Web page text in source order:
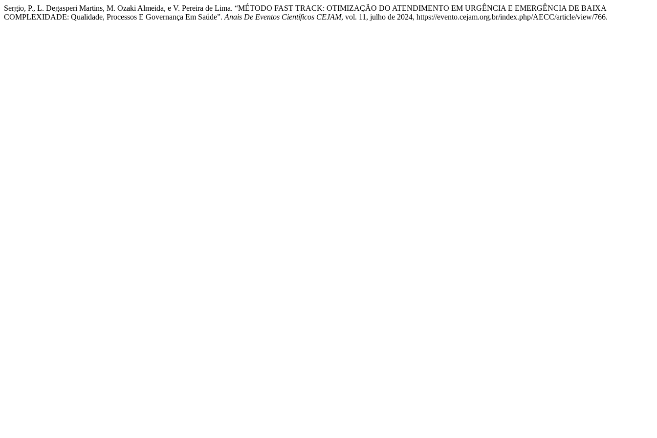
Sergio, P., L. Degasperi Martins, M. Ozaki Almeida, e V. Pereira de Lima. “MÉTODO FAST TRACK: OTIMIZAÇÃO DO ATENDIMENTO EM URGÊNCIA E EMERGÊNCIA DE BAIXA
COMPLEXIDADE: Qualidade, Processos E Governança Em Saúde”. Anais De Eventos Científicos CEJAM, vol. 11, julho de 2024, https://evento.cejam.org.br/index.php/AECC/article/view/766.